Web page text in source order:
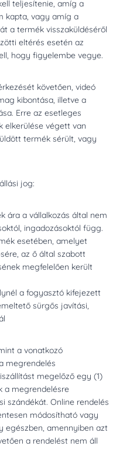
teljesítenie, amíg a
kapta, vagy amíg a
a termék visszaküldéséről
eltérés esetén az
hogy figyelembe vegye.
követően, videó
kibontása, illetve a
Erre az esetleges
elkerülése végett van
termék sérült, vagy
jog:
ára a vállalkozás által nem
ingadozásoktól függ.
esetében, amelyet
az ő által szabott
megfelelően került
a fogyasztó kifejezett
sürgős javítási,
a vonatkozó
megrendelés
megelőző egy (1)
a megrendelésre
szándékát. Online rendelés
módosítható vagy
egészben, amennyiben azt
a rendelést nem áll